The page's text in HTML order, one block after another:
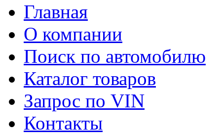
Главная
О компании
Поиск по автомобилю
Каталог товаров
Запрос по VIN
Контакты